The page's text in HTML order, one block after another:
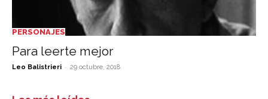
PERSONAJES
Para leerte mejor
Leo Balistrieri - 29 octubre, 2018